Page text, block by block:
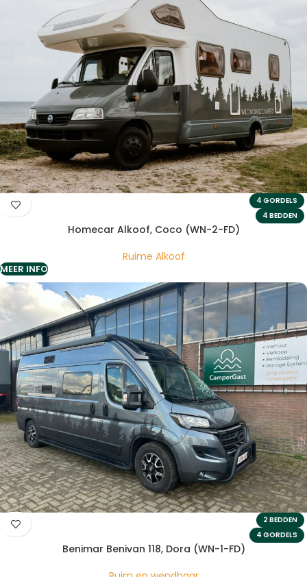
4 GORDELS
4 BEDDEN
Homecar Alkoof, Coco (WN-2-FD)
Ruime Alkoof
MEER INFO
2 BEDDEN
4 GORDELS
Benimar Benivan 118, Dora (WN-1-FD)